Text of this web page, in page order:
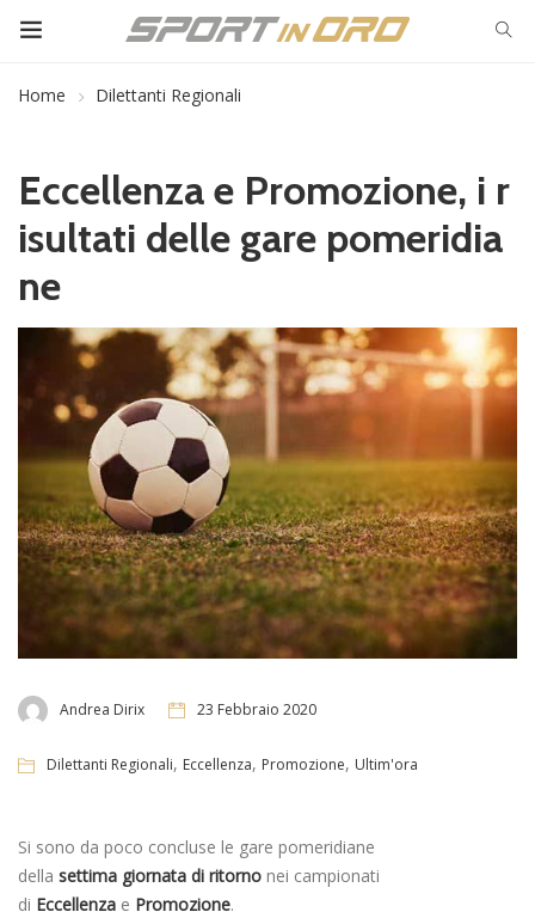
Home Dilettanti Regionali
Eccellenza e Promozione, i r
isultati delle gare pomeridia
ne
Andrea Dirix 23 Febbraio 2020
Dilettanti Regionali, Eccellenza, Promozione, Ultim'ora
Si sono da poco concluse le gare pomeridiane
della settima giornata di ritorno nei campionati
di Eccellenza e Promozione.